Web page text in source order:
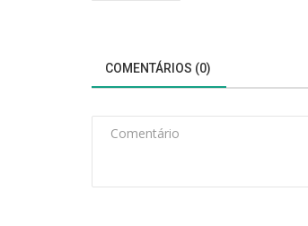
COMENTÁRIOS (0)